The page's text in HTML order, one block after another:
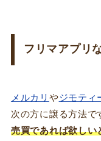
フリマアプリ
メルカリ やジモティ
次の方に譲る方法で
売買であれば欲しい